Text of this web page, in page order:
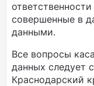
совершенные в
данными.
Все вопросы
данных следует
Краснодарский